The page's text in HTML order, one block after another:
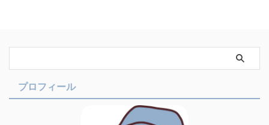
プロフィール